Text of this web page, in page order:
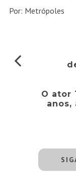
Por: Metrópoles
O ator
anos,